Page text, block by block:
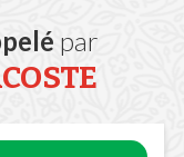
par